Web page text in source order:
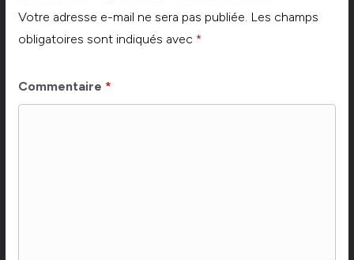
Votre adresse e-mail ne sera pas publiée. Les champs
obligatoires sont indiqués avec *
Commentaire *